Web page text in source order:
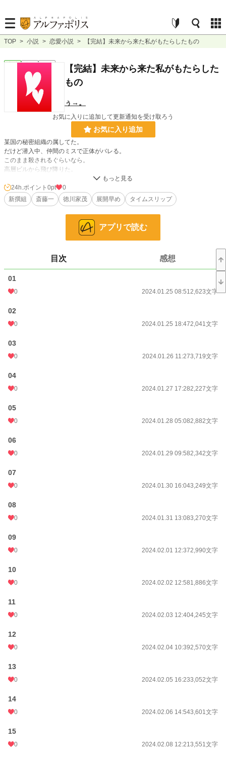
TOP > 小説 > 恋愛小説 > 【完結】未来から来た私がもたらしたもの
恋愛 完結 短編
【完結】未来から来た私がもたらした
もの
ぅ→。
お気に入りに追加して更新通知を受け取ろう
お気に入り追加
某国の秘密組織の属してた。
だけど潜入中、仲間のミスで正体がバレる。
このまま殺されるぐらいなら。
高層ビルから飛び降りた。
気が付くと幕末で壬生浪士組の屯所だった
※史実と違います
228,808 位 / 228,808 件
66,376 位 / 66,376 件
24h.ポイント 0 pt
文字数
更新日時
初回公開日時
初回完結日時
週間ポイント
月間ポイント
24h.ポイント 0pt
0
新撰組
斎藤一 徳川家茂 展開早め タイムスリップ
アプリで読む
目次 感想
01
0 2024.01.25 08:512,623文字
02
0 2024.01.25 18:472,041文字
03
0 2024.01.26 11:273,719文字
04
0 2024.01.27 17:282,227文字
05
0 2024.01.28 05:082,882文字
06
0 2024.01.29 09:582,342文字
07
0 2024.01.30 16:043,249文字
08
0 2024.01.31 13:083,270文字
09
0 2024.02.01 12:372,990文字
10
0 2024.02.02 12:581,886文字
11
0 2024.02.03 12:404,245文字
12
0 2024.02.04 10:392,570文字
13
0 2024.02.05 16:233,052文字
14
0 2024.02.06 14:543,601文字
15
0 2024.02.08 12:213,551文字